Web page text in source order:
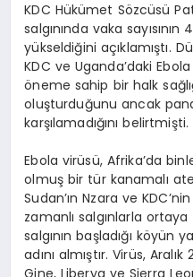
KDC Hükümet Sözcüsü
salgınında vaka sayısının
yükseldiğini açıklamıştı.
KDC ve Uganda’daki Ebola
öneme sahip bir halk
oluşturduğunu ancak
karşılamadığını belirtmişti.
Ebola virüsü, Afrika’da
olmuş bir tür kanamalı
Sudan’ın Nzara ve
zamanlı salgınlarla ortaya
salgının başladığı köyün
adını almıştır. Virüs, Aralık